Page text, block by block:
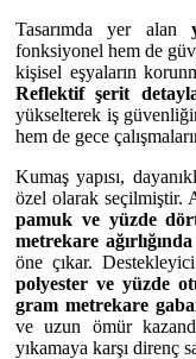
Tasarımda yer alan
fonksiyonel hem de
kişisel eşyaların
Reflektif şerit
yükselterek iş
hem de gece
Kumaş yapısı,
özel olarak seçilmiştir.
pamuk ve yüzde
metrekare
öne çıkar.
polyester ve yüzde
gram metrekare
ve uzun ömür
yıkamaya karşı direnç